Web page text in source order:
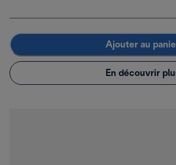
Ajouter au
En découvrir